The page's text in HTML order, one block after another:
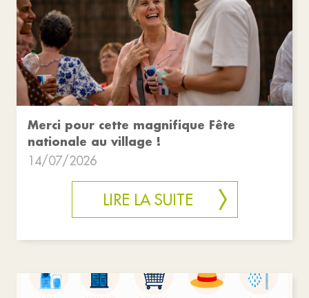
Merci pour cette magnifique Fête
nationale au village !
14/07/2026
LIRE LA SUITE